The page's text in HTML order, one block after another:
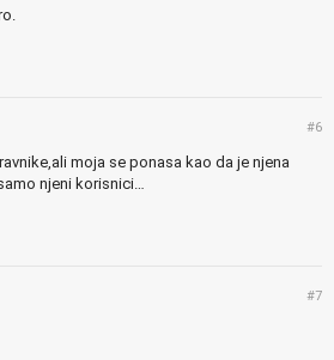
#6
moja se ponasa kao da je njena
njeni korisnici…
#7